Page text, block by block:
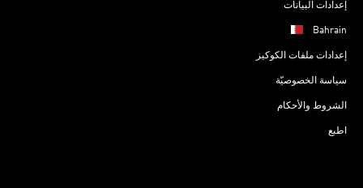
إعدادات البيانات
Bahrain
إعدادات ملفات الكوكيز
سياسة الخصوصيّة
الشروط والأحكام
اطبع